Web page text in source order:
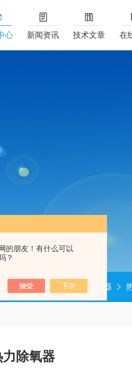
的朋友！有什么可以
？
心 新闻资讯 技术文章 在
首页 产品中心 除氧器
力除氧器